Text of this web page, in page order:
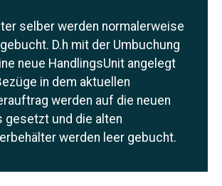
selber werden normalerweise
D.h mit der Umbuchung
neue HandlingsUnit angelegt
in dem aktuellen
werden auf die neuen
gesetzt und die alten
werden leer gebucht.